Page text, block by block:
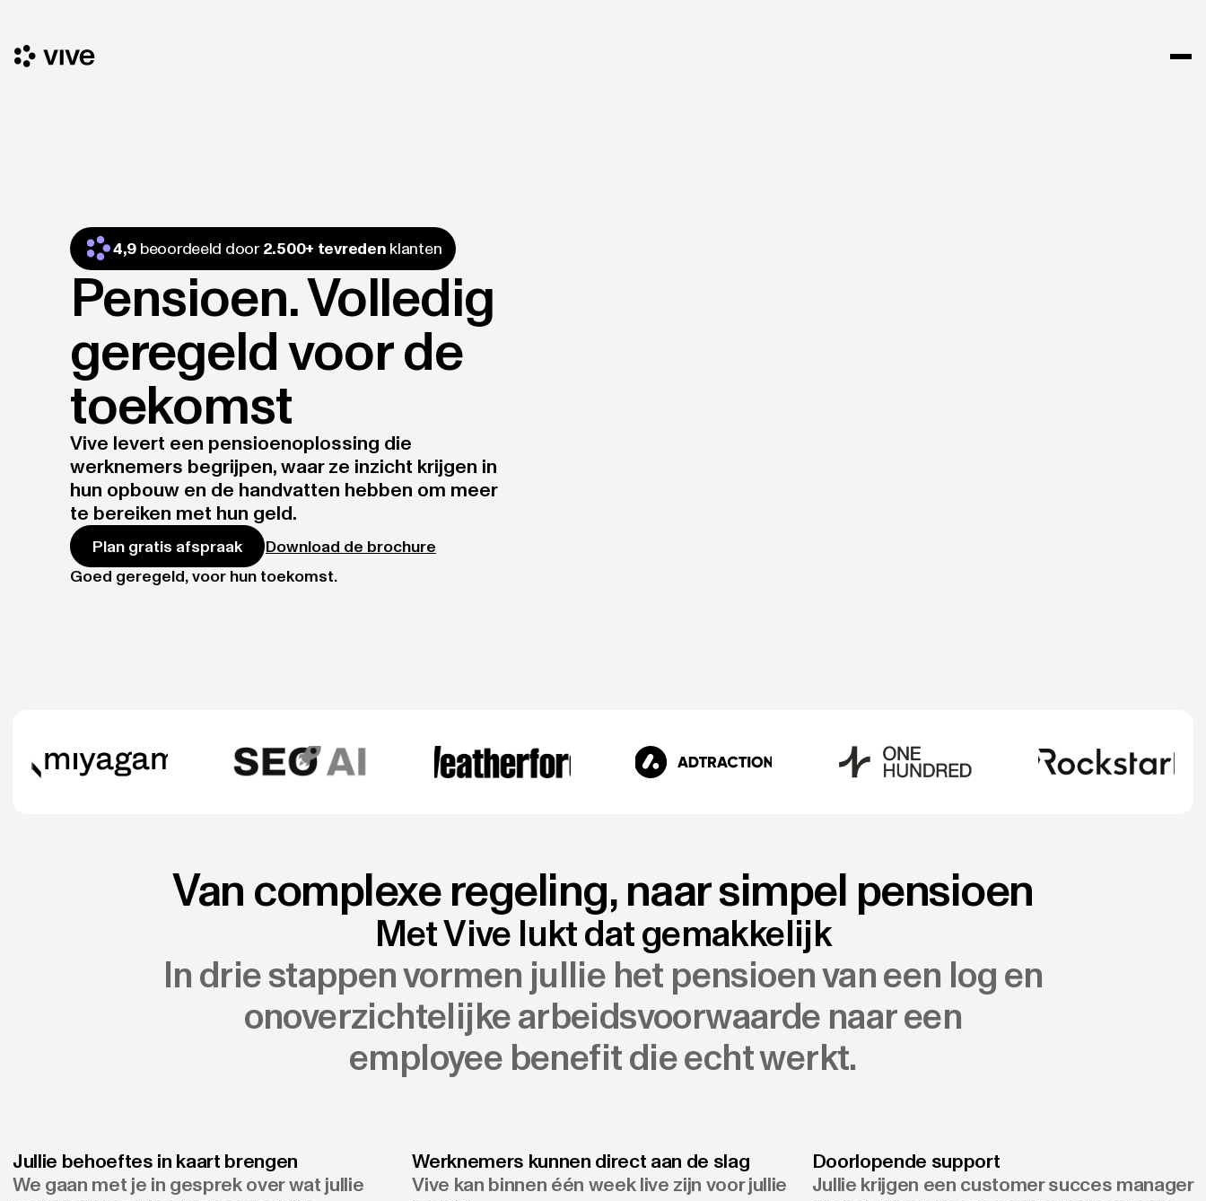
4,9 beoordeeld door2.500+ tevreden klanten
Pensioen. Volledig
geregeld voor de
toekomst
Vive levert een pensioenoplossing die
werknemers begrijpen, waar ze inzicht krijgen in
hun opbouw en de handvatten hebben om meer
te bereiken met hun geld.
Plan gratis afspraak
Download de brochure
Goed geregeld, voor hun toekomst.
Van complexe regeling, naar simpel pensioen
Met Vive lukt dat gemakkelijk
In drie stappen vormen jullie het pensioen van een log en
onoverzichtelijke arbeidsvoorwaarde naar een
employee benefit die echt werkt.
Jullie behoeftes in kaart brengen
We gaan met je in gesprek over wat jullie
Werknemers kunnen direct aan de slag
Vive kan binnen één week live zijn voor jullie
Doorlopende support
Jullie krijgen een customer succes manager